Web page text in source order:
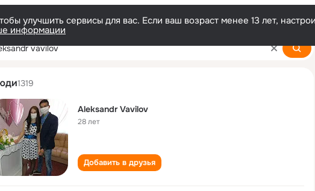
улучшить сервисы для вас. Если ваш возраст менее 13 лет,
информации
vavilov
1319
Aleksandr Vavilov
28 лет
Добавить в друзья